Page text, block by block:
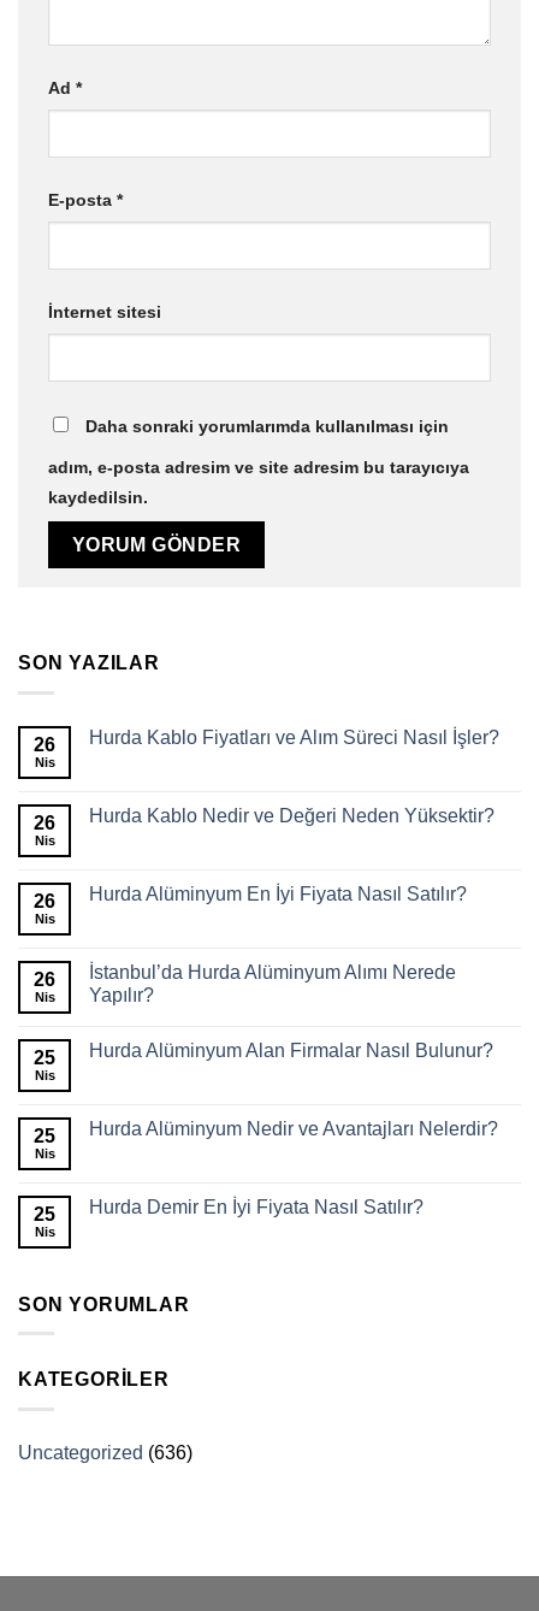
Ad *
E-posta *
İnternet sitesi
Daha sonraki yorumlarımda kullanılması için
adım, e-posta adresim ve site adresim bu tarayıcıya
kaydedilsin.
SON YAZILAR
26
Nis
Hurda Kablo Fiyatları ve Alım Süreci Nasıl İşler?
26
Nis
Hurda Kablo Nedir ve Değeri Neden Yüksektir?
26
Nis
Hurda Alüminyum En İyi Fiyata Nasıl Satılır?
26
Nis
İstanbul’da Hurda Alüminyum Alımı Nerede
Yapılır?
25
Nis
Hurda Alüminyum Alan Firmalar Nasıl Bulunur?
25
Nis
Hurda Alüminyum Nedir ve Avantajları Nelerdir?
25
Nis
Hurda Demir En İyi Fiyata Nasıl Satılır?
SON YORUMLAR
KATEGORILER
Uncategorized (636)